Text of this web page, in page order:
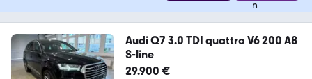
Audi Q7 3.0 TDI quattro V6 200 A8
S-line
29.900 €